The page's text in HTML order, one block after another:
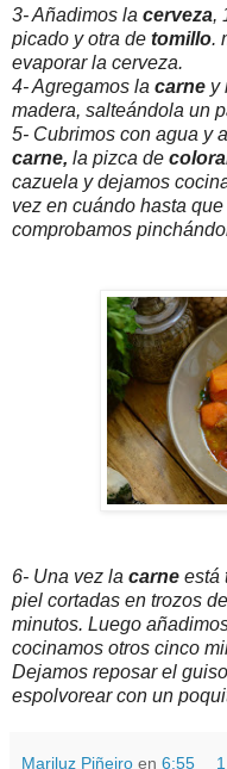
3- Añadimos la cerveza,
picado y otra de tomillo.
evaporar la cerveza.
4- Agregamos la carne y
madera, salteándola un
5- Cubrimos con agua y
carne, la pizca de
cazuela y dejamos
vez en cuándo hasta
comprobamos
6- Una vez la carne está
piel cortadas en trozos
minutos. Luego
cocinamos otros cinco
Dejamos reposar el
espolvorear con un
Mariluz Piñeiro en 6:55